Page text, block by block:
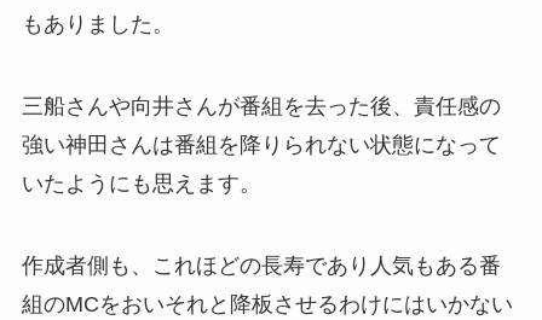
もありました。
三船さんや向井さんが番組を去った後、責任感の
強い神田さんは番組を降りられない状態になって
いたようにも思えます。
作成者側も、これほどの長寿であり人気もある番
組のMCをおいそれと降板させるわけにはいかない